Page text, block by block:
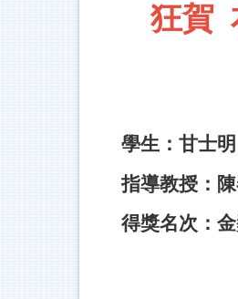
狂賀
學生：甘士明
指導教授：
得獎名次：